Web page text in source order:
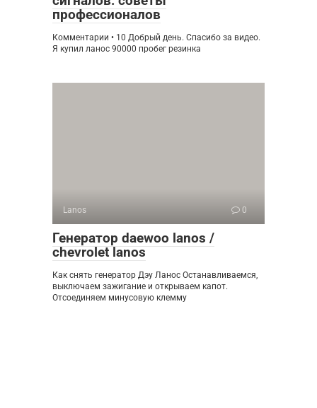
профессионалов
Комментарии • 10 Добрый день. Спасибо за видео.
Я купил ланос 90000 пробег резинка
Lanos 0
Генератор daewoo lanos /
chevrolet lanos
Как снять генератор Дэу Ланос Останавливаемся,
выключаем зажигание и открываем капот.
Отсоединяем минусовую клемму